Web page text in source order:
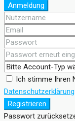
Anmeldung
Ich stimme Ihren
Datenschutzerklärung
Registrieren
Passwort